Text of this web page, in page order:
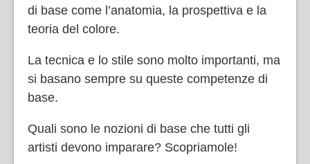
di base come l’anatomia, la prospettiva e la
teoria del colore.
La tecnica e lo stile sono molto importanti, ma
si basano sempre su queste competenze di
base.
Quali sono le nozioni di base che tutti gli
artisti devono imparare? Scopriamole!